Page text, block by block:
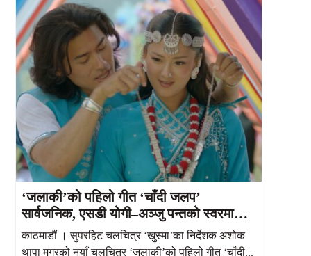
‘जलाकी’को पहिलो गीत ‘चाँदी जलप’
सार्वजनिक, एसडी योगी–अञ्जु पन्तको स्वरमा
प्रेमिल प्रस्तुति
काठमाडौं । सुपरहिट चलचित्र ‘खुस्मा’का निर्देशक अशोक
थापा मगरको नयाँ चलचित्र ‘जलाकी’को पहिलो गीत ‘चाँदी...